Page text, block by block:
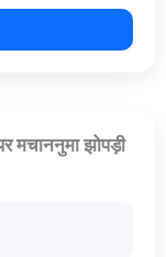
मचाननुमा झोपड़ी